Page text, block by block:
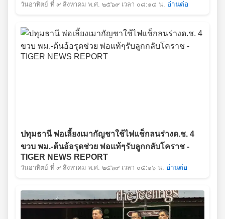
วันอาทิตย์ ที่ ๙ สิงหาคม พ.ศ. ๒๕๖๙ เวลา ๐๘:๑๔ น. อ่านต่อ
ปทุมธานี พ่อเลี้ยงเมากัญชาใช้ไฟแช็กลนร่างด.ช. 4
ขวบ พม.-ต้นอ้อรุดช่วย พ่อแท้ๆรับลูกกลับโคราช -
TIGER NEWS REPORT
วันอาทิตย์ ที่ ๙ สิงหาคม พ.ศ. ๒๕๖๙ เวลา ๐๕:๑๖ น. อ่านต่อ